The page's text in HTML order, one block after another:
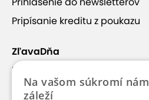
Pripísanie kreditu z poukazu
ZľavaDňa
Náš príbeh
Kontakt
Na vašom súkromí nám
záleží